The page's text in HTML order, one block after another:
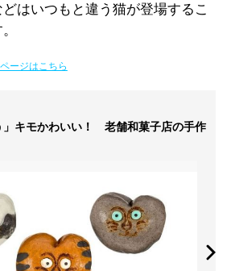
はいつもと違う猫が登場するこ
ージはこちら
」キモかわいい！ 老舗和菓子店の手作